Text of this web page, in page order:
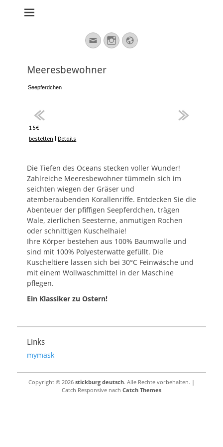
nach:
E-
Mail
Instagram
Website
Meeresbewohner
15€
bestellen |Details
Meeresbewohner
15€
bestellen |Details
Seepferdchen
15€
bestellen |Details
Wal
15€
bestellen |Details
Hai
15€
bestellen |Details
Hai
15€
bestellen |Details
Hai
15€
bestellen |Details
Seestern
15€
bestellen |Details
Seestern
15€
bestellen |Details
Seestern
15€
bestellen |Details
Mantarochen
15€
bestellen |Details
Mantarochen
15€
bestellen |Details
Mantarochen
Die Tiefen des Oceans stecken voller Wunder!
Zahlreiche Meeresbewohner tümmeln sich im
seichten wiegen der Gräser und
atemberaubenden Korallenriffe. Entdecken Sie die
Abenteuer der pfiffigen Seepferdchen, trägen
Wale, zierlichen Seesterne, anmutigen Rochen
oder schnittigen Kuschelhaie!
Ihre Körper bestehen aus 100% Baumwolle und
sind mit 100% Polyesterwatte gefüllt. Die
Kuscheltiere lassen sich bei 30°C Feinwäsche und
mit einem Wollwaschmittel in der Maschine
pflegen.
Ein Klassiker zu Ostern!
Links
mymask
Copyright © 2026 stickburg deutsch. Alle Rechte vorbehalten. |
Catch Responsive nach Catch Themes